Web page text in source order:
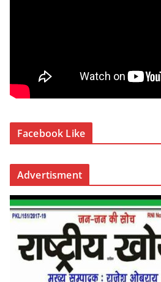
Facebook Like
Advertisment